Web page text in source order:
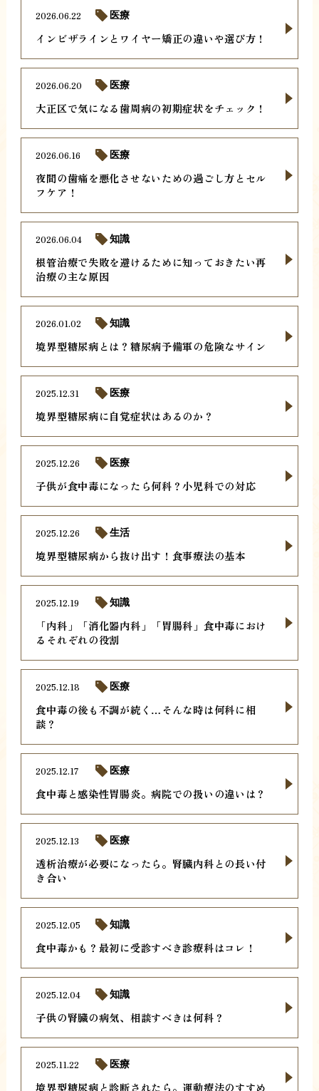
インビザラインとワイヤー矯正の違いや選び方！
2026.06.22 医療
大正区で気になる歯周病の初期症状をチェック！
2026.06.20 医療
夜間の歯痛を悪化させないための過ごし方とセル
フケア！
2026.06.16 医療
根管治療で失敗を避けるために知っておきたい再
治療の主な原因
2026.06.04 知識
境界型糖尿病とは？糖尿病予備軍の危険なサイン
2026.01.02 知識
境界型糖尿病に自覚症状はあるのか？
2025.12.31 医療
子供が食中毒になったら何科？小児科での対応
2025.12.26 医療
境界型糖尿病から抜け出す！食事療法の基本
2025.12.26 生活
「内科」「消化器内科」「胃腸科」食中毒におけ
るそれぞれの役割
2025.12.19 知識
食中毒の後も不調が続く…そんな時は何科に相
談？
2025.12.18 医療
食中毒と感染性胃腸炎。病院での扱いの違いは？
2025.12.17 医療
透析治療が必要になったら。腎臓内科との長い付
き合い
2025.12.13 医療
食中毒かも？最初に受診すべき診療科はコレ！
2025.12.05 知識
子供の腎臓の病気、相談すべきは何科？
2025.12.04 知識
境界型糖尿病と診断されたら。運動療法のすすめ
2025.11.22 医療